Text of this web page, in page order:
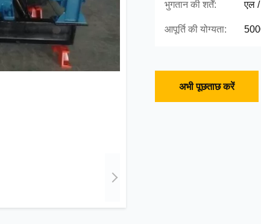
भुगतान की शर्तें: एल /
आपूर्ति की योग्यता:
अभी पूछताछ करें